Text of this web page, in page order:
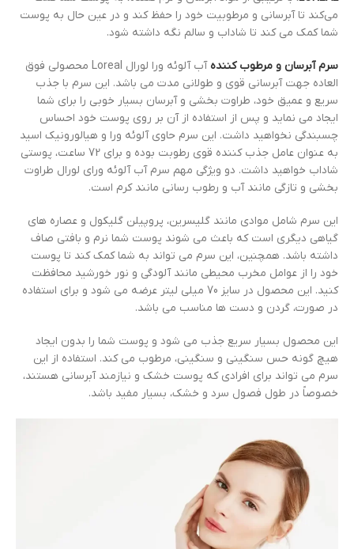
می‌کند تا آبرسانی و مرطوبیت خود را حفظ کند و در عین حال به پوست
شما کمک می کند تا شاداب و سالم نگه داشته شود.
سرم آبرسان و مرطوب کننده
آب آلوئه ورا لورال Loreal محصولی فوق
العاده جهت آبرسانی قوی و طولانی مدت می باشد. این سرم با جذب
سریع و عمیق خود، طراوت بخشی و آبرسان بسیار خوبی را برای شما
ایجاد می نماید و پس از استفاده از آن بر روی پوست خود احساس
چسبندگی نخواهید داشت. این سرم حاوی آلوئه ورا و هیالورونیک اسید
به عنوان عامل جذب کننده قوی رطوبت بوده و برای 72 ساعت، پوستی
شاداب خواهید داشت. دو ویژگی مهم سرم آب آلوئه ورای لورال طراوت
بخشی و تازگی مانند آب و رطوب رسانی مانند کرم است.
این سرم شامل موادی مانند گلیسرین، پروپیلن گلیکول و عصاره های
گیاهی دیگری است که باعث می شوند پوست شما نرم و بافتی صاف
داشته باشد. همچنین، این سرم می تواند به شما کمک کند تا پوست
خود را از عوامل مخرب محیطی مانند آلودگی و نور خورشید محافظت
کنید. این محصول در سایز 70 میلی لیتر عرضه می شود و برای استفاده
در صورت، گردن و دست ها مناسب می باشد.
این محصول بسیار سریع جذب می شود و پوست شما را بدون ایجاد
هیچ گونه حس سنگینی و سنگینی، مرطوب می کند. استفاده از این
سرم می تواند برای افرادی که پوست خشک و نیازمند آبرسانی هستند،
خصوصاً در طول فصول سرد و خشک، بسیار مفید باشد.